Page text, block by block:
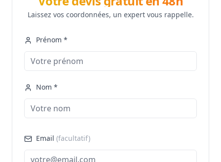
Laissez vos coordonnées, un expert vous rappelle.
Prénom *
Nom *
Email (facultatif)